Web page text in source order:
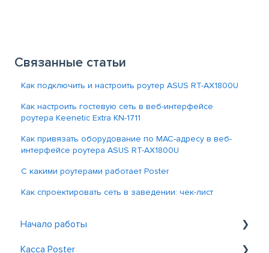
Связанные статьи
Как подключить и настроить роутер ASUS RT-AX1800U
Как настроить гостевую сеть в веб-интерфейсе
роутера Keenetic Extra KN-1711
Как привязать оборудование по MAC-адресу в веб-
интерфейсе роутера ASUS RT-AX1800U
С какими роутерами работает Poster
Как спроектировать сеть в заведении: чек-лист
Начало работы
Знакомство с Poster
Касса Poster